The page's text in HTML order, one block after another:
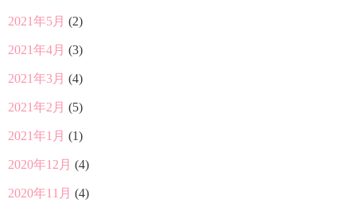
2021年5月 (2)
2021年4月 (3)
2021年3月 (4)
2021年2月 (5)
2021年1月 (1)
2020年12月 (4)
2020年11月 (4)